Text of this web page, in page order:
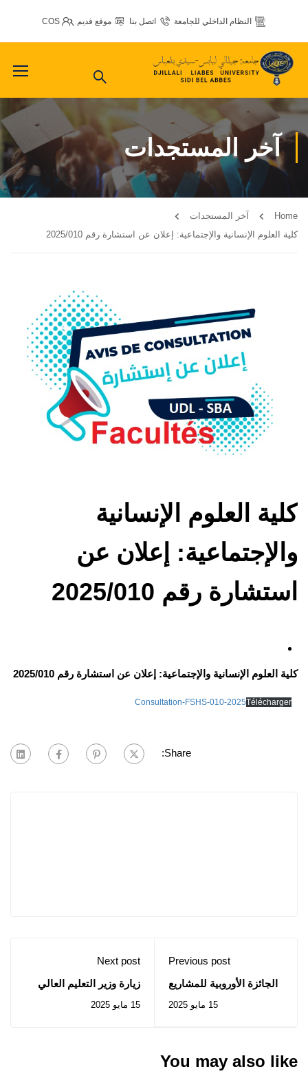
النظام الداخلي للجامعة اتصل بنا موقع قديم COS
آخر المستجدات
Home
آخر المستجدات
كلية العلوم الإنسانية والإجتماعية: إعلان عن استشارة رقم 2025/010
كلية العلوم الإنسانية
والإجتماعية: إعلان عن
استشارة رقم 2025/010
كلية العلوم الإنسانية والإجتماعية: إعلان عن استشارة رقم 2025/010
Consultation-FSHS-010-2025Télécharger
Share:
Previous post
الجائزة الأوروبية للمشاريع
المخدرات لسنة 2025
15 مايو 2025
Next post
زيارة وزير التعليم العالي
جيلالي ليابس سيدي
15 مايو 2025
You may also like